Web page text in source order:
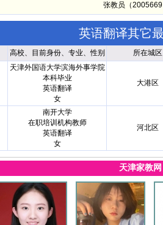
张教员（
英语翻译其它
高校、目前身份、专业、性别 所在城区
天津外国语大学滨海外事学院
本科毕业
英语翻译
女
大港区
南开大学
在职培训机构教师
英语翻译
女
河北区
天津家教